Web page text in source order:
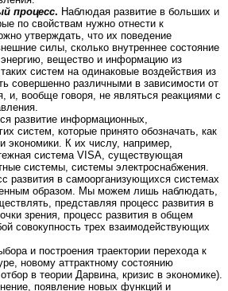
процесс. Наблюдая развитие в больших и
по свойствам нужно отнести к
утверждать, что их поведение
силы, сколько внутреннее состояние
вещество и информацию из
систем на одинаковые воздействия из
совершенно различными в зависимости от
и, вообще говоря, не являться реакциями с
развитие информационных,
систем, которые принято обозначать, как
экономики. К их числу, например,
система VISA, существующая
системы, системы электроснабжения.
развития в самоорганизующихся системах
образом. Мы можем лишь наблюдать,
представляя процесс развития в
зрения, процесс развития в общем
совокупность трех взаимодействующих
и построения траектории перехода к
новому аттрактному состоянию
в теории Дарвина, кризис в экономике).
появление новых функций и